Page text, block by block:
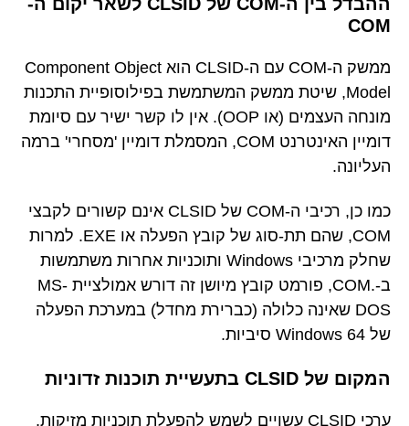
COM
ממשק ה-COM עם ה-CLSID הוא Component Object
Model, שיטת ממשק המשתמשת בפילוסופיית התכנות
מונחה העצמים (או OOP). אין לו קשר ישיר עם סיומת
דומיין האינטרנט COM, המסמלת דומיין 'מסחרי' ברמה
העליונה.
כמו כן, רכיבי ה-COM של CLSID אינם קשורים לקבצי
COM, שהם תת-סוג של קובץ הפעלה או EXE. למרות
שחלק מרכיבי Windows ותוכניות אחרות משתמשות
ב-.COM, פורמט קובץ מיושן זה דורש אמולציית MS-
DOS שאינה כלולה (כברירת מחדל) במערכת הפעלה
של Windows 64 סיביות.
המקום של CLSID בתעשיית תוכנות זדוניות
ערכי CLSID עשויים לשמש להפעלת תוכניות מזיקות,